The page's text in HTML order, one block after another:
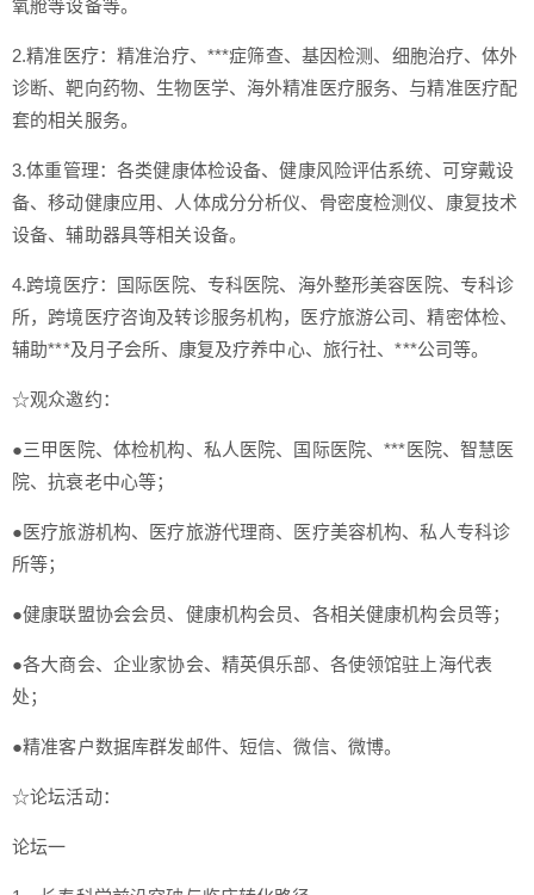
氧舱等设备等。
2.精准医疗：精准治疗、***症筛查、基因检测、细胞治疗、体外
诊断、靶向药物、生物医学、海外精准医疗服务、与精准医疗配
套的相关服务。
3.体重管理：各类健康体检设备、健康风险评估系统、可穿戴设
备、移动健康应用、人体成分分析仪、骨密度检测仪、康复技术
设备、辅助器具等相关设备。
4.跨境医疗：国际医院、专科医院、海外整形美容医院、专科诊
所，跨境医疗咨询及转诊服务机构，医疗旅游公司、精密体检、
辅助***及月子会所、康复及疗养中心、旅行社、***公司等。
☆观众邀约：
●三甲医院、体检机构、私人医院、国际医院、***医院、智慧医
院、抗衰老中心等；
●医疗旅游机构、医疗旅游代理商、医疗美容机构、私人专科诊
所等；
●健康联盟协会会员、健康机构会员、各相关健康机构会员等；
●各大商会、企业家协会、精英俱乐部、各使领馆驻上海代表
处；
●精准客户数据库群发邮件、短信、微信、微博。
☆论坛活动：
论坛一